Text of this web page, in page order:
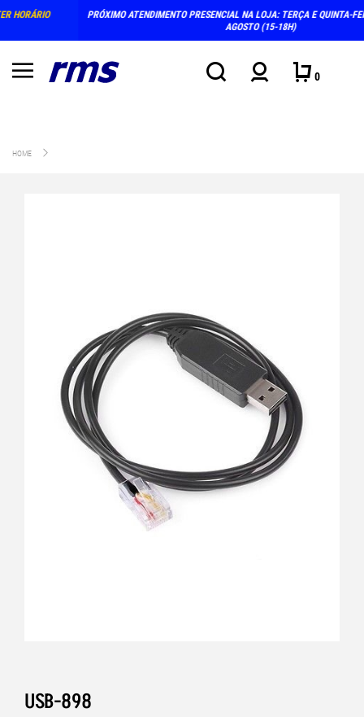
PRÓXIMO ATENDIMENTO PRESENCIAL NA LOJA: TERÇA E QUINTA-FEIRA, DIAS 4 E 6 DE
0
HOME
USB-898